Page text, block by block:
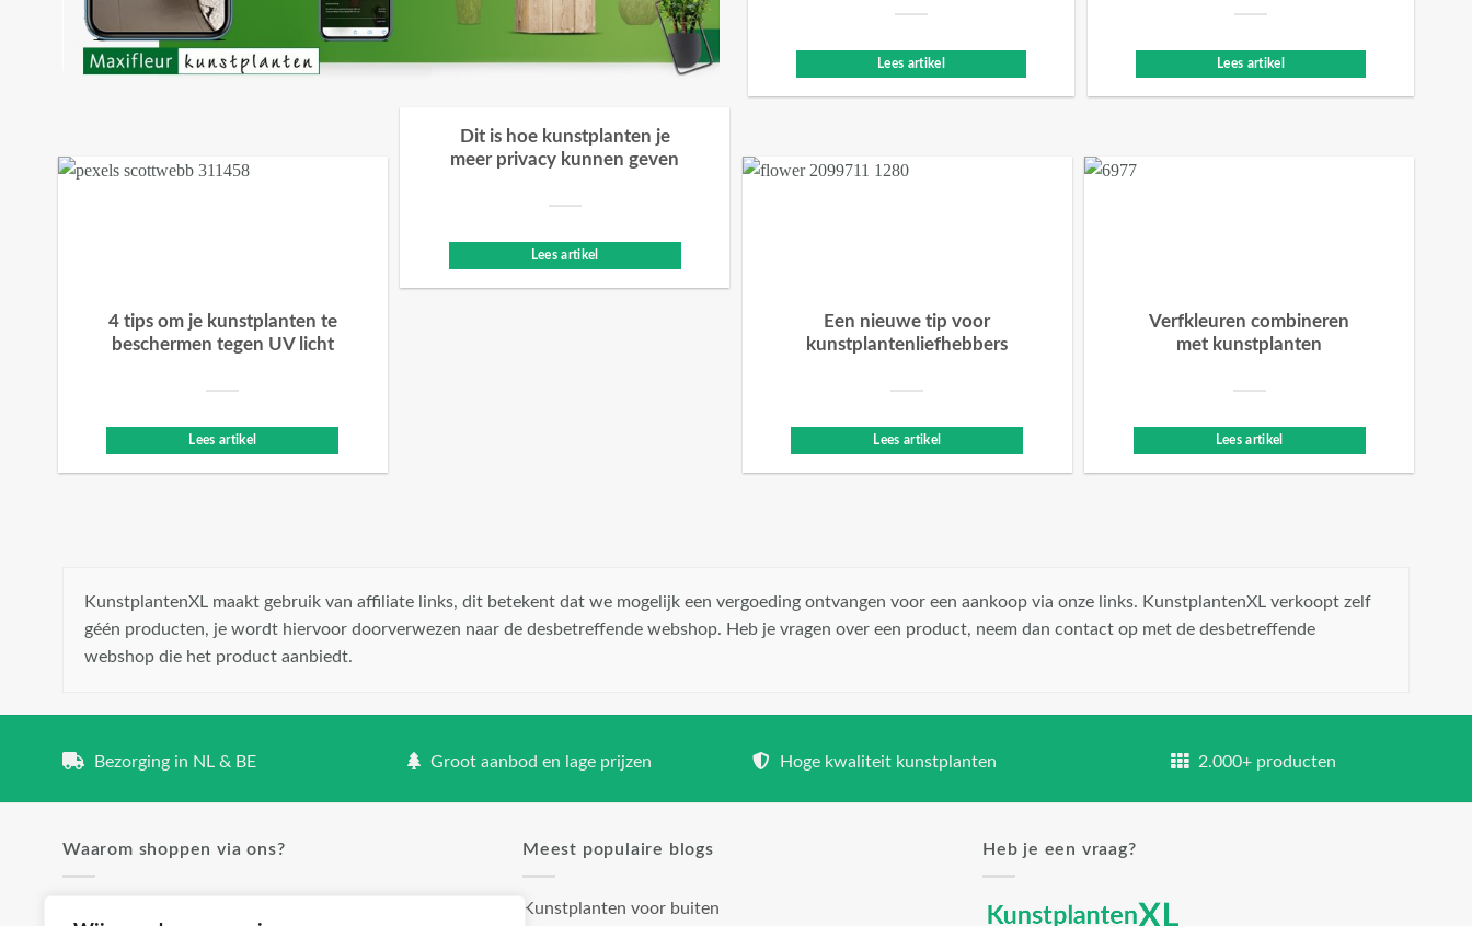
Lees artikel Lees artikel
4 tips om je kunstplanten te
beschermen tegen UV licht
Lees artikel
Dit is hoe kunstplanten je
meer privacy kunnen geven
Lees artikel
Een nieuwe tip voor
kunstplantenliefhebbers
Lees artikel
Verfkleuren combineren
met kunstplanten
Lees artikel
KunstplantenXL maakt gebruik van affiliate links, dit betekent dat we mogelijk een vergoeding ontvangen voor een aankoop via onze links. KunstplantenXL verkoopt zelf
géén producten, je wordt hiervoor doorverwezen naar de desbetreffende webshop. Heb je vragen over een product, neem dan contact op met de desbetreffende
webshop die het product aanbiedt.
Bezorging in NL & BE Groot aanbod en lage prijzen Hoge kwaliteit kunstplanten 2.000+ producten
Waarom shoppen via ons? Meest populaire blogs
Kunstplanten voor buiten
Heb je een vraag?